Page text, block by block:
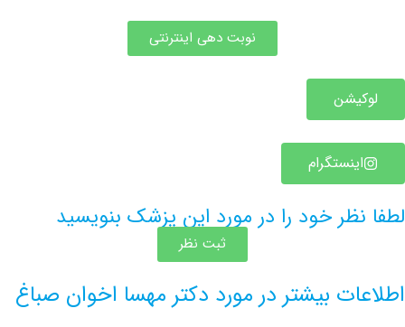
نوبت دهی اینترنتی
خود را در مورد این پزشک بنویسید
ثبت نظر
بیشتر در مورد دکتر مهسا اخوان صباغ